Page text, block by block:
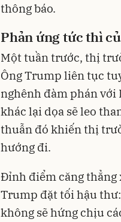
thông báo.
Phản ứng tức thì
Một tuần trước, thị
Ông Trump liên tục
nghênh đàm phán với
khác lại dọa sẽ leo
thuẫn đó khiến thị
hướng đi.
Đỉnh điểm căng thẳng
Trump đặt tối hậu
không sẽ hứng chịu